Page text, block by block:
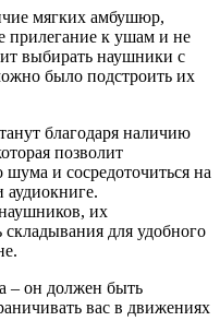
мягких амбушюр,
прилегание к ушам и не
выбирать наушники с
было подстроить их
благодаря наличию
позволит
шума и сосредоточиться на
их
для удобного
– он должен быть
вас в движениях